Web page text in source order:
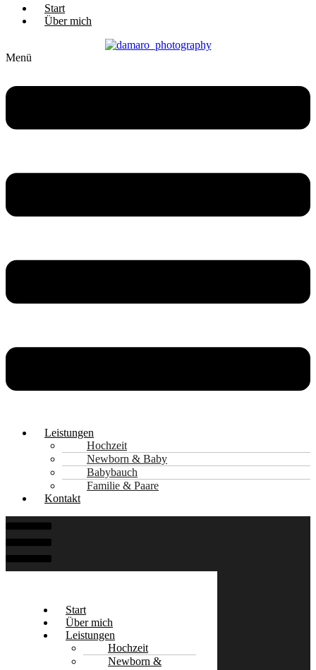
Start
Über mich
Menü
Leistungen
Hochzeit
Newborn & Baby
Babybauch
Familie & Paare
Kontakt
Start
Über mich
Leistungen
Hochzeit
Newborn &